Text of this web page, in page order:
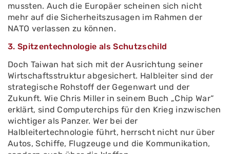
mussten. Auch die Europäer scheinen sich nicht
mehr auf die Sicherheitszusagen im Rahmen der
NATO verlassen zu können.
3. Spitzentechnologie als Schutzschild
Doch Taiwan hat sich mit der Ausrichtung seiner
Wirtschaftsstruktur abgesichert. Halbleiter sind der
strategische Rohstoff der Gegenwart und der
Zukunft. Wie Chris Miller in seinem Buch „Chip War“
erklärt, sind Computerchips für den Krieg inzwischen
wichtiger als Panzer. Wer bei der
Halbleitertechnologie führt, herrscht nicht nur über
Autos, Schiffe, Flugzeuge und die Kommunikation,